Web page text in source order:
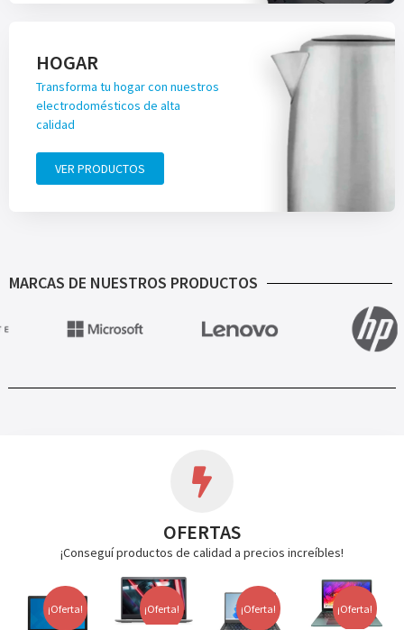
HOGAR
Transforma tu hogar con nuestros
electrodomésticos de alta
calidad
VER PRODUCTOS
MARCAS DE NUESTROS PRODUCTOS
OFERTAS
¡Conseguí productos de calidad a precios increíbles!
¡Oferta! ¡Oferta! ¡Oferta! ¡Oferta!